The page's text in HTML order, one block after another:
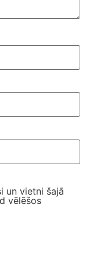
un vietni šajā
vēlēšos